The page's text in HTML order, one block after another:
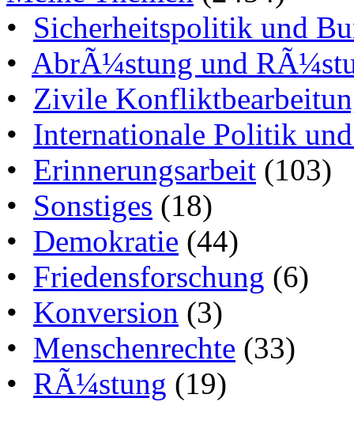
• Sicherheitspolitik und
• AbrÃ¼stung und
• Zivile
• Internationale Politik
• Erinnerungsarbeit (103)
• Sonstiges (18)
• Demokratie (44)
• Friedensforschung (6)
• Konversion (3)
• Menschenrechte (33)
• RÃ¼stung (19)